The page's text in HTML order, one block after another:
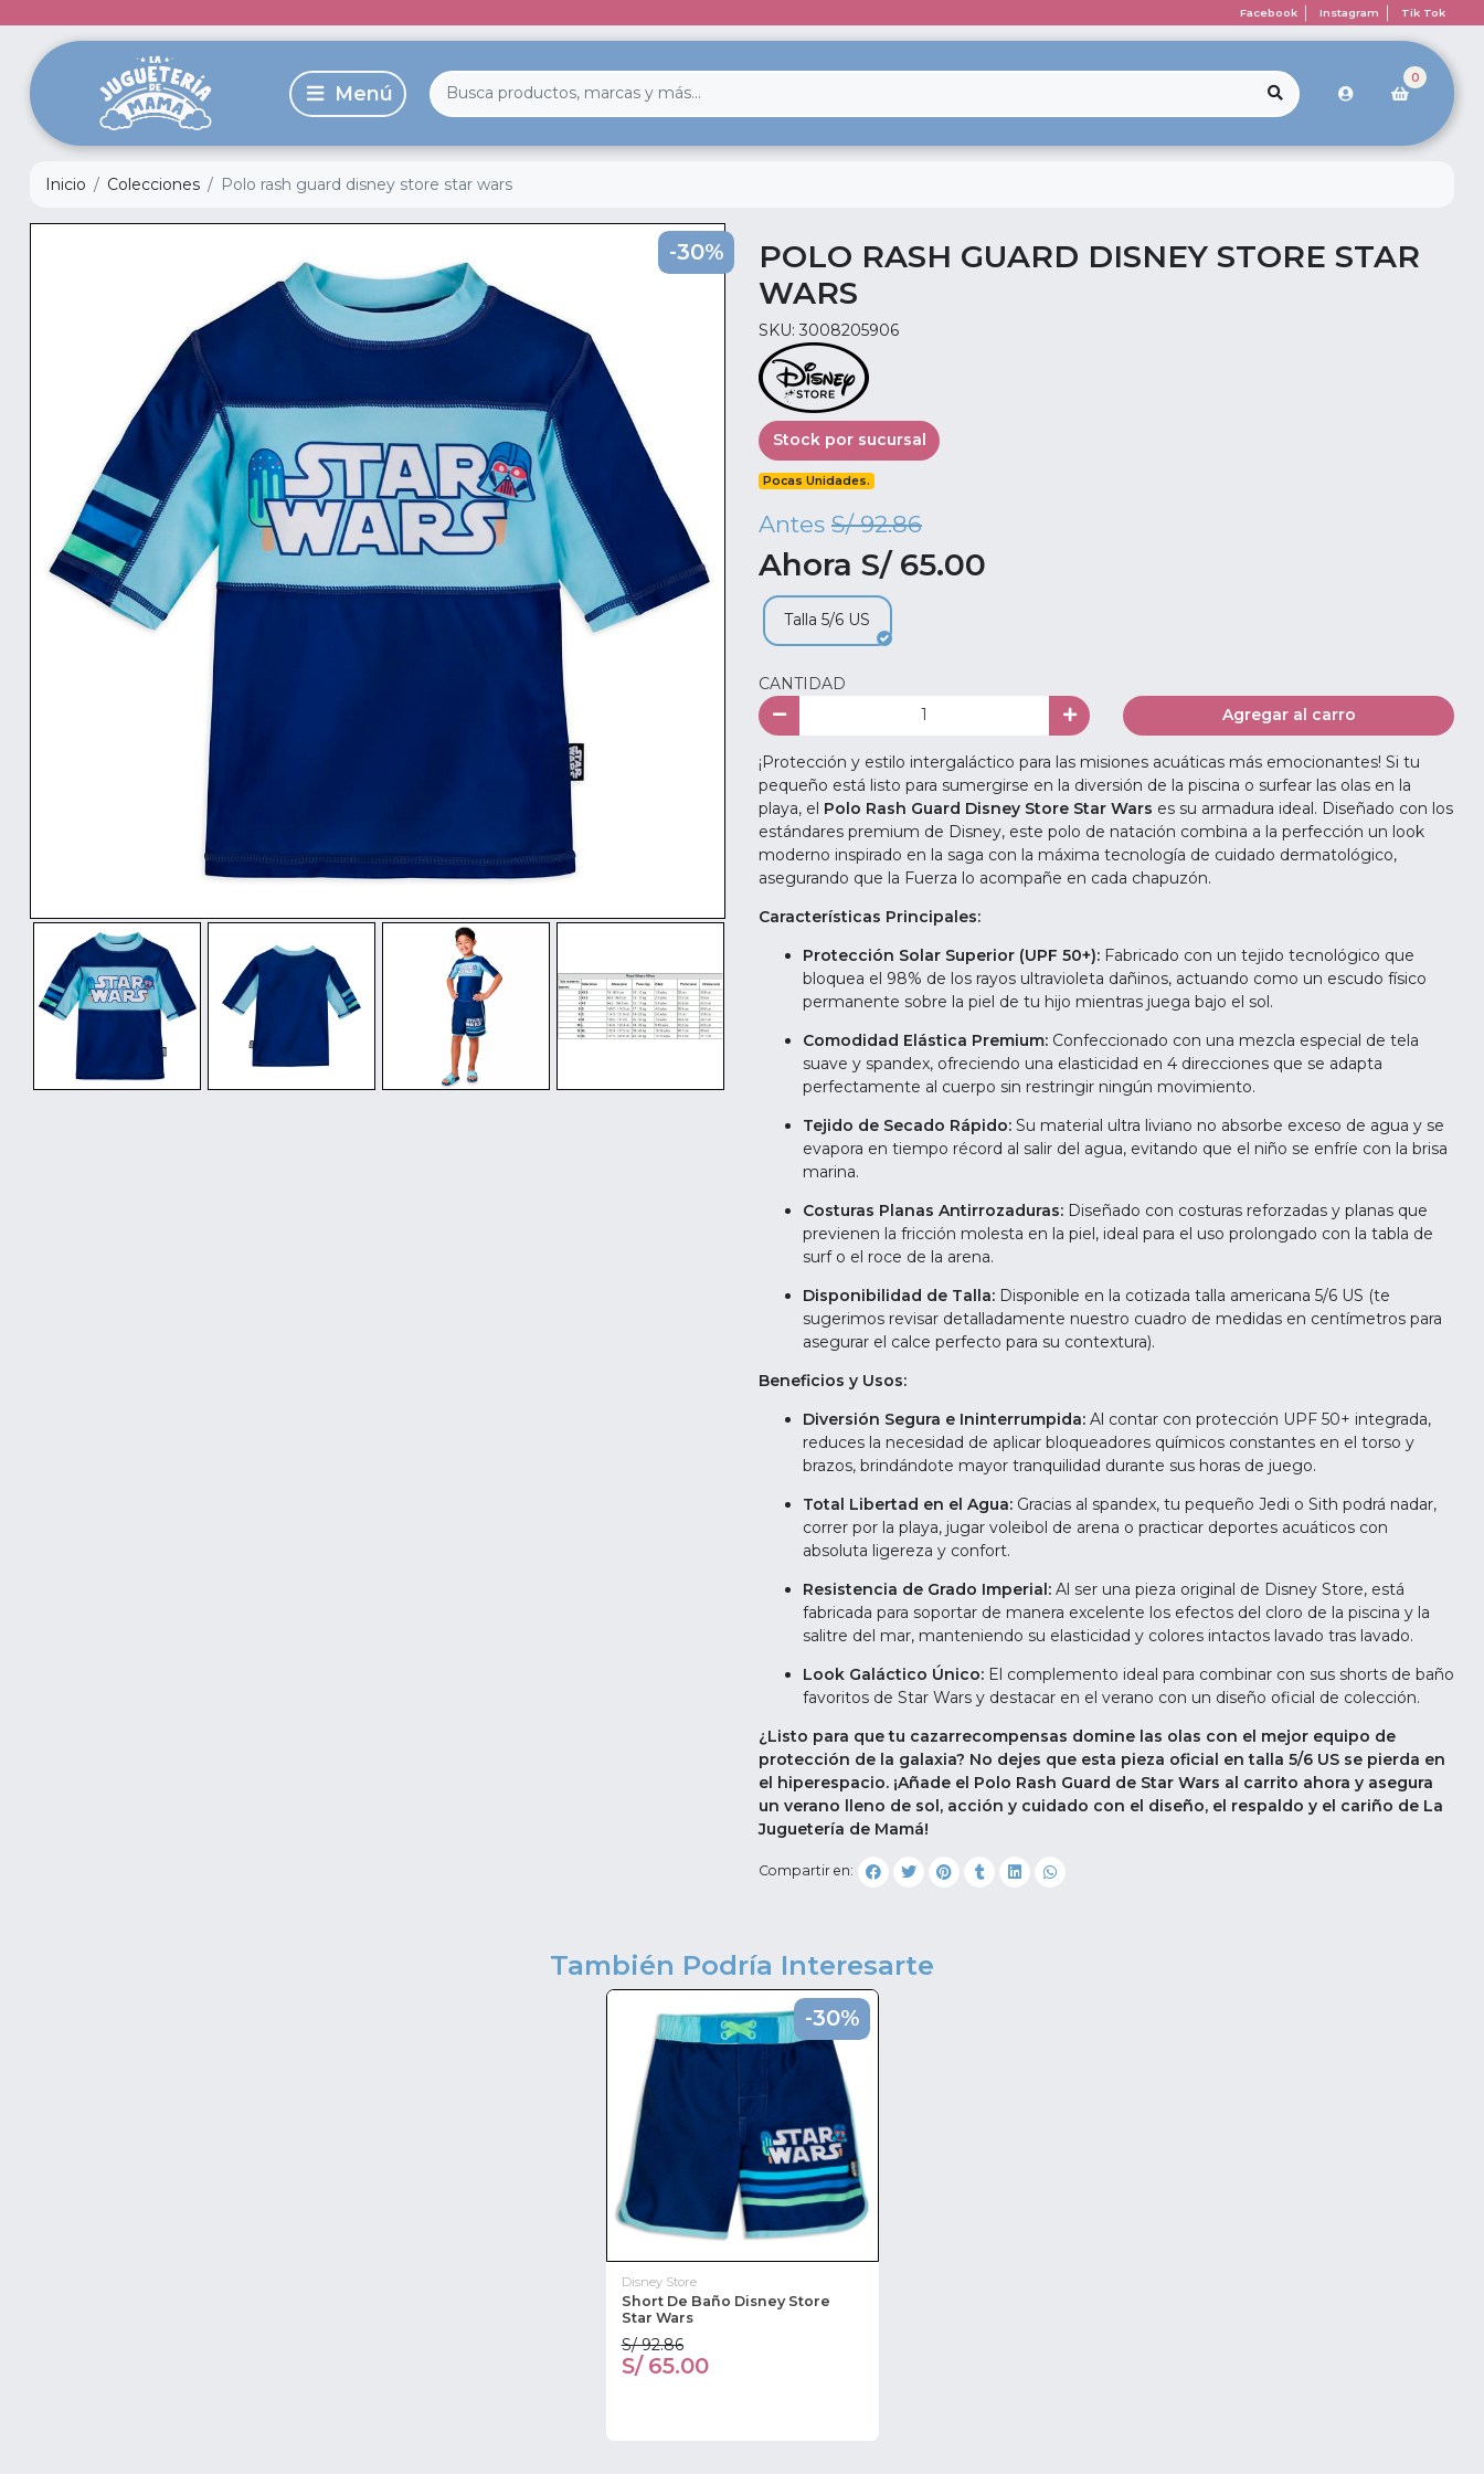
Facebook Instagram Tik Tok
0
Inicio Colecciones Polo rash guard disney store star wars
-30%
POLO RASH GUARD DISNEY STORE STAR
WARS
SKU: 3008205906
Stock por sucursal
Pocas Unidades.
Antes S/ 92.86
Ahora S/ 65.00
Talla 5/6 US
CANTIDAD
Agregar al carro
¡Protección y estilo intergaláctico para las misiones acuáticas más emocionantes! Si tu
pequeño está listo para sumergirse en la diversión de la piscina o surfear las olas en la
playa, el Polo Rash Guard Disney Store Star Wars es su armadura ideal. Diseñado con los
estándares premium de Disney, este polo de natación combina a la perfección un look
moderno inspirado en la saga con la máxima tecnología de cuidado dermatológico,
asegurando que la Fuerza lo acompañe en cada chapuzón.
Características Principales:
Protección Solar Superior (UPF 50+): Fabricado con un tejido tecnológico que
bloquea el 98% de los rayos ultravioleta dañinos, actuando como un escudo físico
permanente sobre la piel de tu hijo mientras juega bajo el sol.
Comodidad Elástica Premium: Confeccionado con una mezcla especial de tela
suave y spandex, ofreciendo una elasticidad en 4 direcciones que se adapta
perfectamente al cuerpo sin restringir ningún movimiento.
Tejido de Secado Rápido: Su material ultra liviano no absorbe exceso de agua y se
evapora en tiempo récord al salir del agua, evitando que el niño se enfríe con la brisa
marina.
Costuras Planas Antirrozaduras: Diseñado con costuras reforzadas y planas que
previenen la fricción molesta en la piel, ideal para el uso prolongado con la tabla de
surf o el roce de la arena.
Disponibilidad de Talla: Disponible en la cotizada talla americana 5/6 US (te
sugerimos revisar detalladamente nuestro cuadro de medidas en centímetros para
asegurar el calce perfecto para su contextura).
Beneficios y Usos:
Diversión Segura e Ininterrumpida: Al contar con protección UPF 50+ integrada,
reduces la necesidad de aplicar bloqueadores químicos constantes en el torso y
brazos, brindándote mayor tranquilidad durante sus horas de juego.
Total Libertad en el Agua: Gracias al spandex, tu pequeño Jedi o Sith podrá nadar,
correr por la playa, jugar voleibol de arena o practicar deportes acuáticos con
absoluta ligereza y confort.
Resistencia de Grado Imperial: Al ser una pieza original de Disney Store, está
fabricada para soportar de manera excelente los efectos del cloro de la piscina y la
salitre del mar, manteniendo su elasticidad y colores intactos lavado tras lavado.
Look Galáctico Único: El complemento ideal para combinar con sus shorts de baño
favoritos de Star Wars y destacar en el verano con un diseño oficial de colección.
¿Listo para que tu cazarrecompensas domine las olas con el mejor equipo de
protección de la galaxia? No dejes que esta pieza oficial en talla 5/6 US se pierda en
el hiperespacio. ¡Añade el Polo Rash Guard de Star Wars al carrito ahora y asegura
un verano lleno de sol, acción y cuidado con el diseño, el respaldo y el cariño de La
Juguetería de Mamá!
Compartir en:
También Podría Interesarte
-30%
Disney Store
Short De Baño Disney Store
Star Wars
S/ 92.86
S/ 65.00